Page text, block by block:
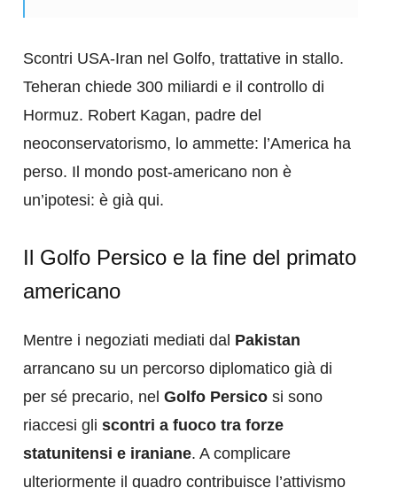
Scontri USA-Iran nel Golfo, trattative in stallo.
Teheran chiede 300 miliardi e il controllo di
Hormuz. Robert Kagan, padre del
neoconservatorismo, lo ammette: l’America ha
perso. Il mondo post-americano non è
un’ipotesi: è già qui.
Il Golfo Persico e la fine del primato
americano
Mentre i negoziati mediati dal Pakistan
arrancano su un percorso diplomatico già di
per sé precario, nel Golfo Persico si sono
riaccesi gli scontri a fuoco tra forze
statunitensi e iraniane. A complicare
ulteriormente il quadro contribuisce l’attivismo